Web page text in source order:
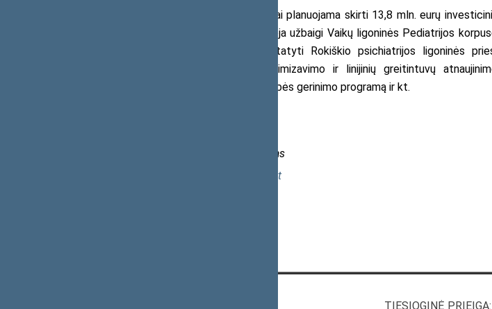
2020 metais sveikatos apsaugai planuojama skirti 13,8 mln. eurų
Sveikatos apsaugos ministerija planuoja užbaigi Vaikų ligoninės Pediatrijos
Ambulatorinio pastato statybą, pastatyti Rokiškio psichiatrijos ligoninės
radioterapijos paslaugų teikimo optimizavimo ir linijinių greitintuvų
Rentgeno diagnostikos paslaugų kokybės gerinimo programą ir kt.
Seimo Sveikatos reikalų komiteto biuras
sveikrkt@lrs.lt
TIESIOGINĖ PRIEIGA: